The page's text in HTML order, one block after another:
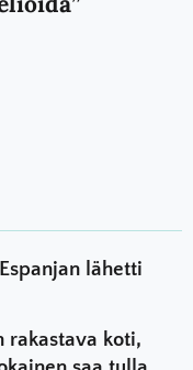
lähetti
rakastava koti,